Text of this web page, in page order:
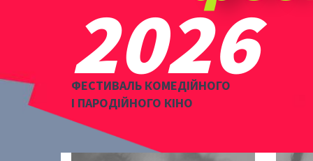
2026
ФЕСТИВАЛЬ КОМЕДІЙНОГО
І ПАРОДІЙНОГО КІНО